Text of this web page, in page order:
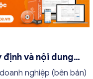
định và nội dung
nghiệp (bên bán)